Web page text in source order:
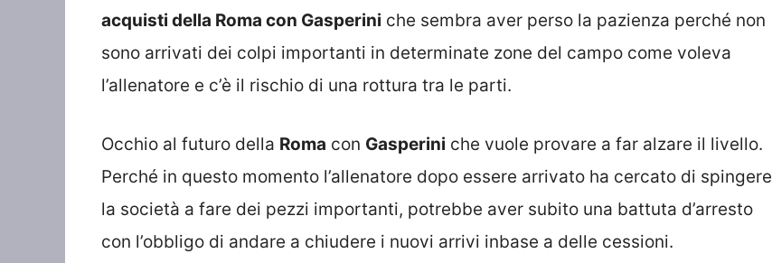
acquisti della Roma con Gasperini che sembra aver perso la pazienza perché non
sono arrivati dei colpi importanti in determinate zone del campo come voleva
l’allenatore e c’è il rischio di una rottura tra le parti.
Occhio al futuro della Roma con Gasperini che vuole provare a far alzare il livello.
Perché in questo momento l’allenatore dopo essere arrivato ha cercato di spingere
la società a fare dei pezzi importanti, potrebbe aver subito una battuta d’arresto
con l’obbligo di andare a chiudere i nuovi arrivi inbase a delle cessioni.